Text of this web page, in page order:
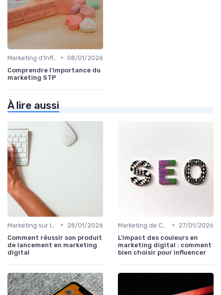
• 08/01/2026
Comprendre l'importance du
marketing STP
À lire aussi
•
28/01/2026
Comment réussir son produit
de lancement en marketing
digital
•
27/01/2026
L’impact des couleurs en
marketing digital : comment
bien choisir pour influencer